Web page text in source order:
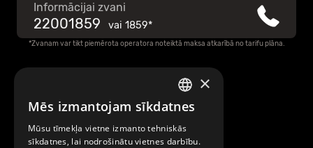
Informācijai zvani
22001859 vai 1859*
*Zvanam var tikt piemērota operatora noteiktā maksa atkarībā no tarifu plāna.
Par Mobilly
LATVIAN
ENGLISH
×
Mēs izmantojam sīkdatnes
Mūsu tīmekļa vietne izmanto tehniskās
sīkdatnes, lai nodrošinātu vietnes darbību.